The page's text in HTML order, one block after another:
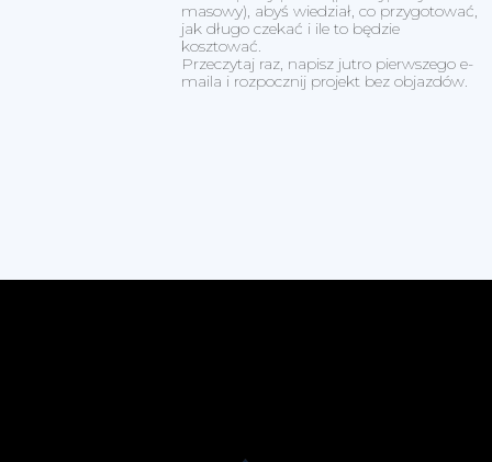
masowy), abyś wiedział, co przygotować,
jak długo czekać i ile to będzie
kosztować.
Przeczytaj raz, napisz jutro pierwszego e-
maila i rozpocznij projekt bez objazdów.